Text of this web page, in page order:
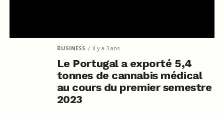
BUSINESS il y a 3 ans
Le Portugal a exporté 5,4
tonnes de cannabis médical
au cours du premier semestre
2023